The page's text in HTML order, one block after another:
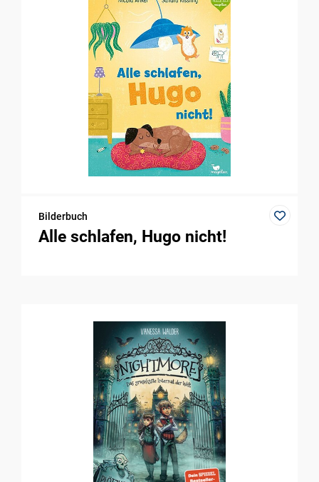
Bilderbuch
Alle schlafen, Hugo nicht!